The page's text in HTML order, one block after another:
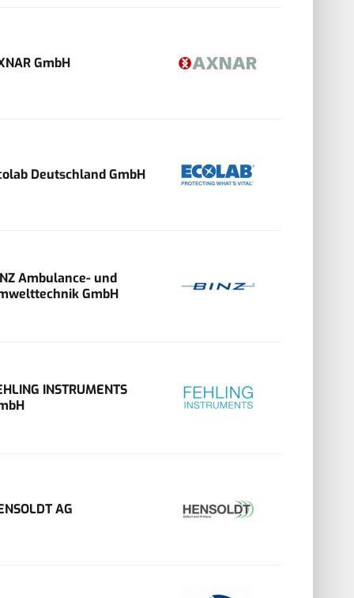
GmbH
Deutschland GmbH
Ambulance- und
GmbH
INSTRUMENTS
AG